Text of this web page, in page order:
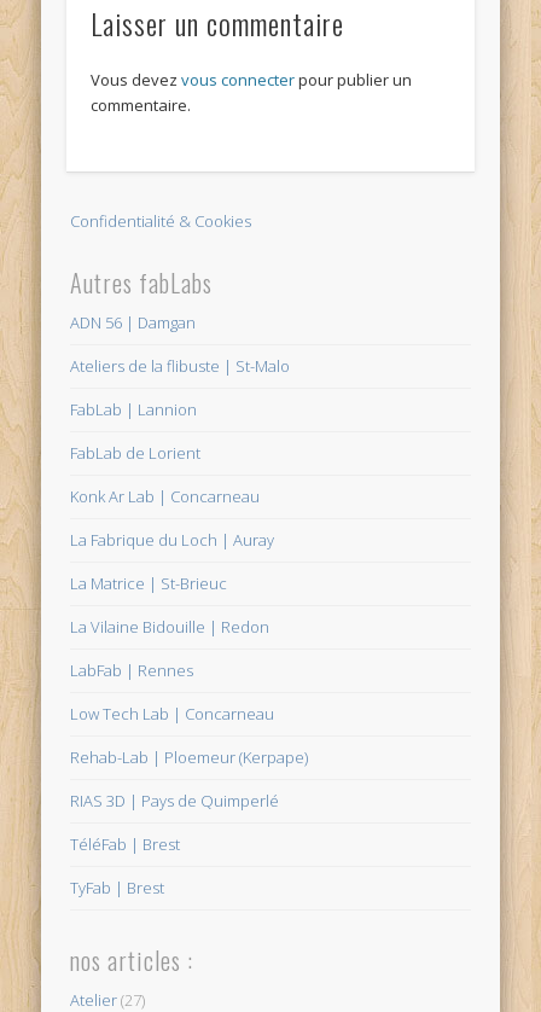
Laisser un commentaire
Vous devez vous connecterpour publier un
commentaire.
Confidentialité & Cookies
Autres fabLabs
ADN 56 | Damgan
Ateliers de la flibuste | St-Malo
FabLab | Lannion
FabLab de Lorient
Konk Ar Lab | Concarneau
La Fabrique du Loch | Auray
La Matrice | St-Brieuc
La Vilaine Bidouille | Redon
LabFab | Rennes
Low Tech Lab | Concarneau
Rehab-Lab | Ploemeur (Kerpape)
RIAS 3D | Pays de Quimperlé
TéléFab | Brest
TyFab | Brest
nos articles :
Atelier(27)